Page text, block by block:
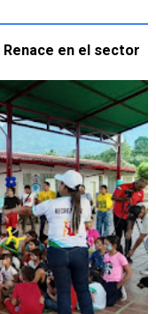
Renace en el sector